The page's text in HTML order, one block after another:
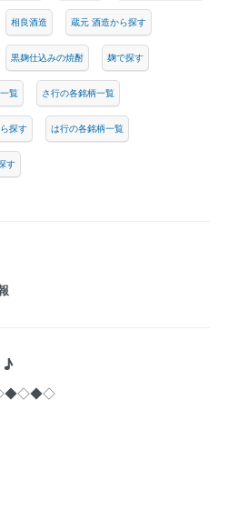
相良酒造 蔵元 酒造から探す
黒麹仕込みの焼酎 麹で探す
覧 さ行の各銘柄一覧
探す は行の各銘柄一覧
す